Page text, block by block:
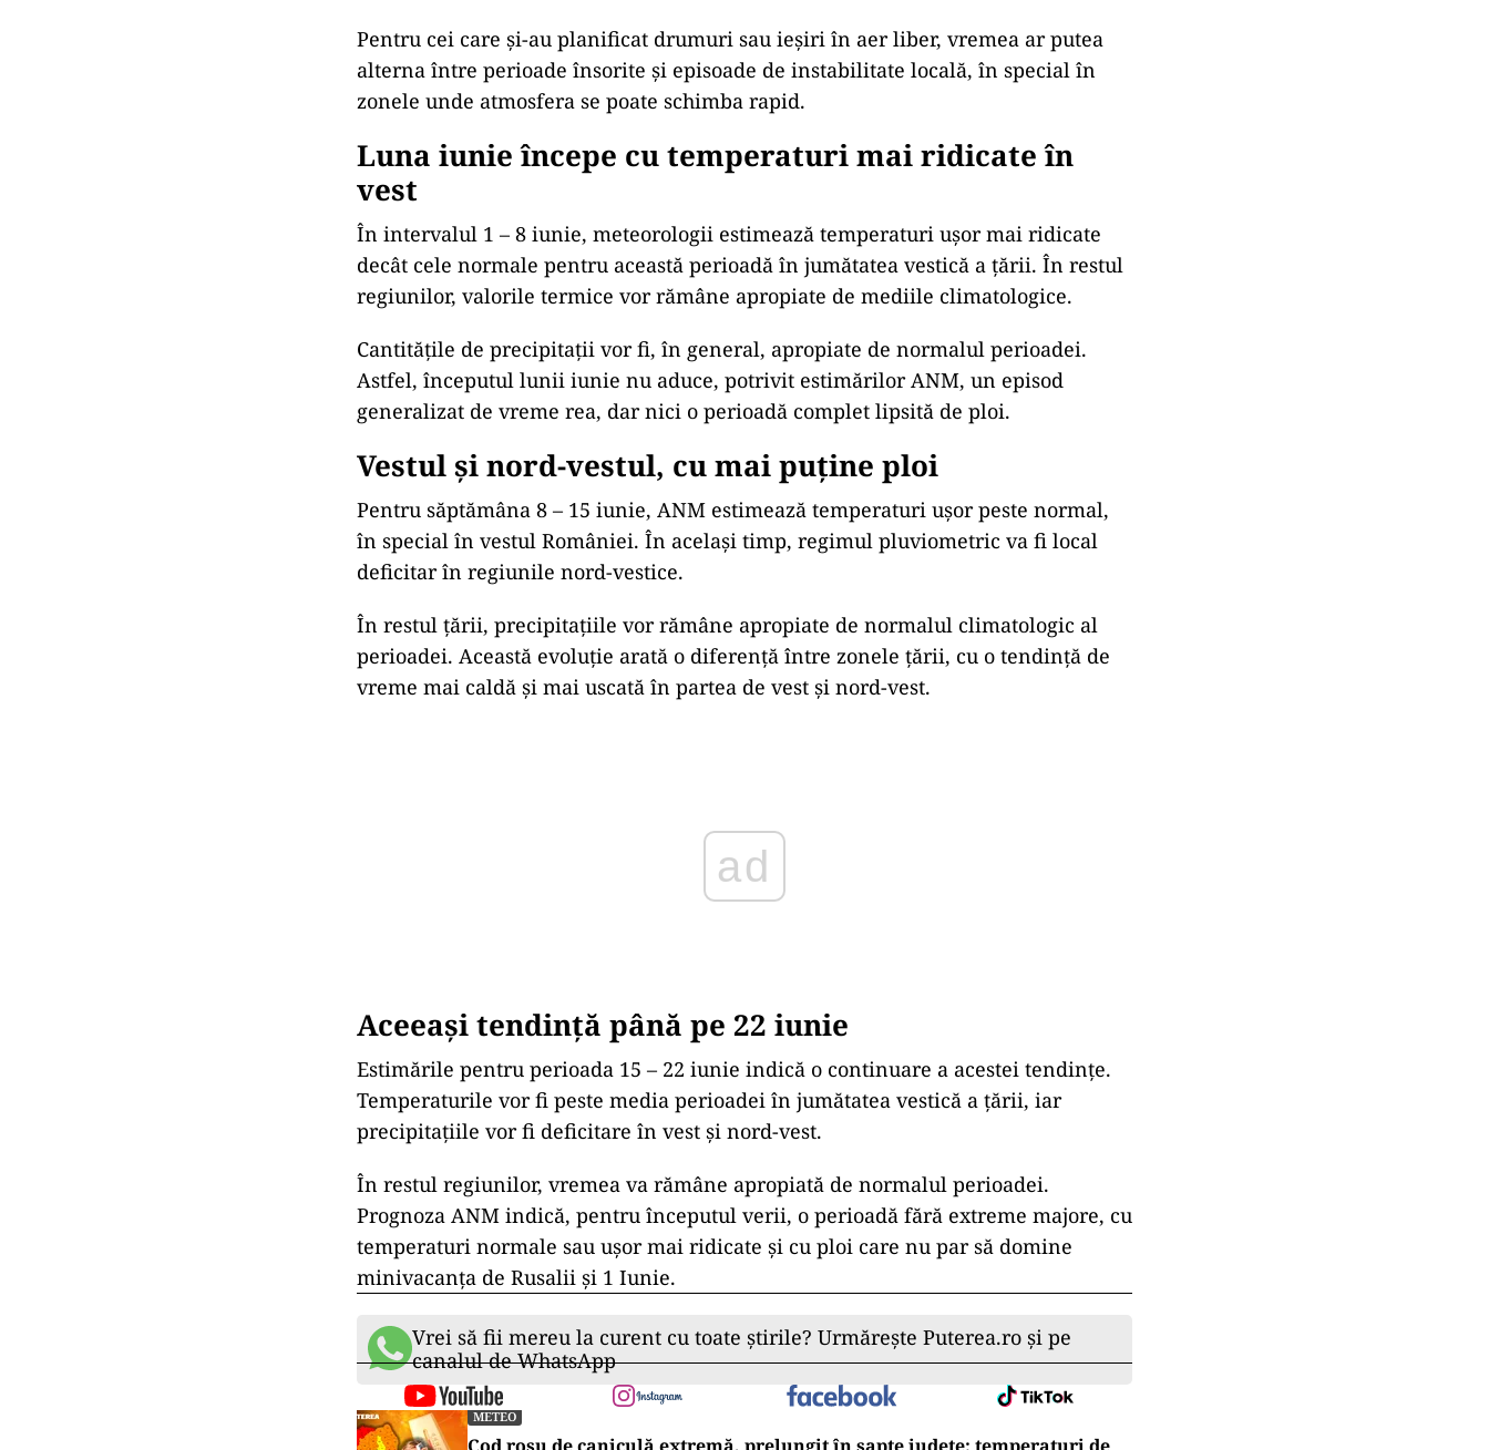
Pentru cei care și-au planificat drumuri sau ieșiri în aer liber, vremea ar putea
alterna între perioade însorite și episoade de instabilitate locală, în special în
zonele unde atmosfera se poate schimba rapid.
Luna iunie începe cu temperaturi mai ridicate în
vest
În intervalul 1 – 8 iunie, meteorologii estimează temperaturi ușor mai ridicate
decât cele normale pentru această perioadă în jumătatea vestică a țării. În restul
regiunilor, valorile termice vor rămâne apropiate de mediile climatologice.
Cantitățile de precipitații vor fi, în general, apropiate de normalul perioadei.
Astfel, începutul lunii iunie nu aduce, potrivit estimărilor ANM, un episod
generalizat de vreme rea, dar nici o perioadă complet lipsită de ploi.
Vestul și nord-vestul, cu mai puține ploi
Pentru săptămâna 8 – 15 iunie, ANM estimează temperaturi ușor peste normal,
în special în vestul României. În același timp, regimul pluviometric va fi local
deficitar în regiunile nord-vestice.
În restul țării, precipitațiile vor rămâne apropiate de normalul climatologic al
perioadei. Această evoluție arată o diferență între zonele țării, cu o tendință de
vreme mai caldă și mai uscată în partea de vest și nord-vest.
ad
Aceeași tendință până pe 22 iunie
Estimările pentru perioada 15 – 22 iunie indică o continuare a acestei tendințe.
Temperaturile vor fi peste media perioadei în jumătatea vestică a țării, iar
precipitațiile vor fi deficitare în vest și nord-vest.
În restul regiunilor, vremea va rămâne apropiată de normalul perioadei.
Prognoza ANM indică, pentru începutul verii, o perioadă fără extreme majore, cu
temperaturi normale sau ușor mai ridicate și cu ploi care nu par să domine
minivacanța de Rusalii și 1 Iunie.
Vrei să fii mereu la curent cu toate știrile? Urmărește Puterea.ro și pe
canalul de WhatsApp
METEO